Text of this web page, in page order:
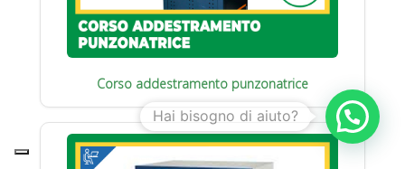
Corso addestramento punzonatrice